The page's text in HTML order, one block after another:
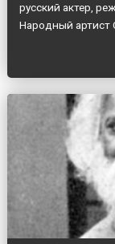
русский актер,
Народный артист